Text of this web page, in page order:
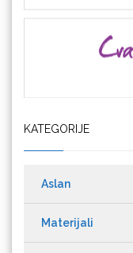
KATEGORIJE
Aslan
Materijali